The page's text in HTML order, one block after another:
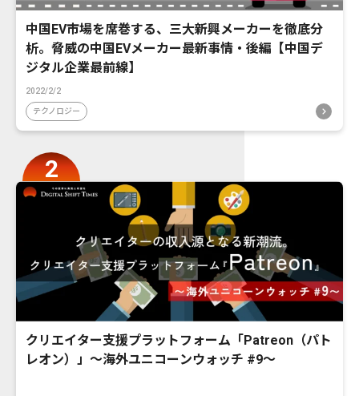
中国EV市場を席巻する、三大新興メーカーを徹底分
析。脅威の中国EVメーカー最新事情・後編【中国デ
ジタル企業最前線】
2022/2/2
テクノロジー
クリエイター支援プラットフォーム「Patreon（パト
レオン）」〜海外ユニコーンウォッチ #9〜